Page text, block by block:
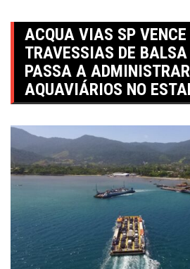
ACQUA VIAS SP
TRAVESSIAS DE
PASSA A
AQUAVIÁRIOS NO